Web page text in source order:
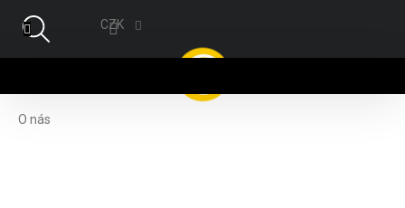
CZK
O nás